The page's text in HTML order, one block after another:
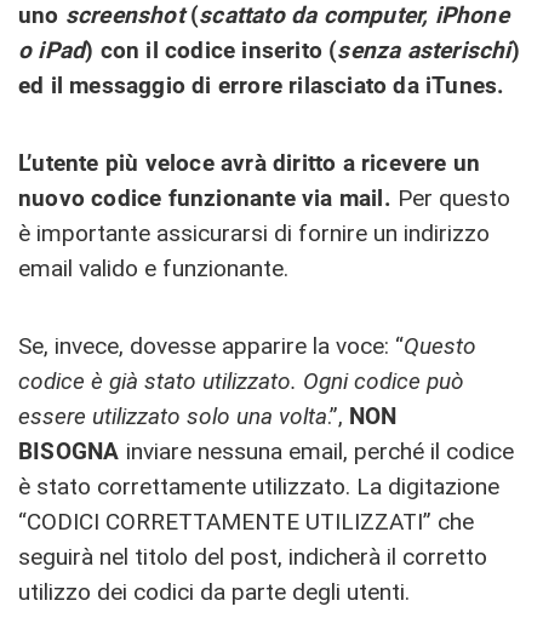
uno screenshot(scattato da computer, iPhone
o iPad) con il codice inserito (senza asterischi)
ed il messaggio di errore rilasciato da iTunes.
L’utente più veloce avrà diritto a ricevere un
nuovo codice funzionante via mail. Per questo
è importante assicurarsi di fornire un indirizzo
email valido e funzionante.
Se, invece, dovesse apparire la voce: “Questo
codice è già stato utilizzato. Ogni codice può
essere utilizzato solo una volta.”, NON
BISOGNA inviare nessuna email, perché il codice
è stato correttamente utilizzato. La digitazione
“CODICI CORRETTAMENTE UTILIZZATI” che
seguirà nel titolo del post, indicherà il corretto
utilizzo dei codici da parte degli utenti.